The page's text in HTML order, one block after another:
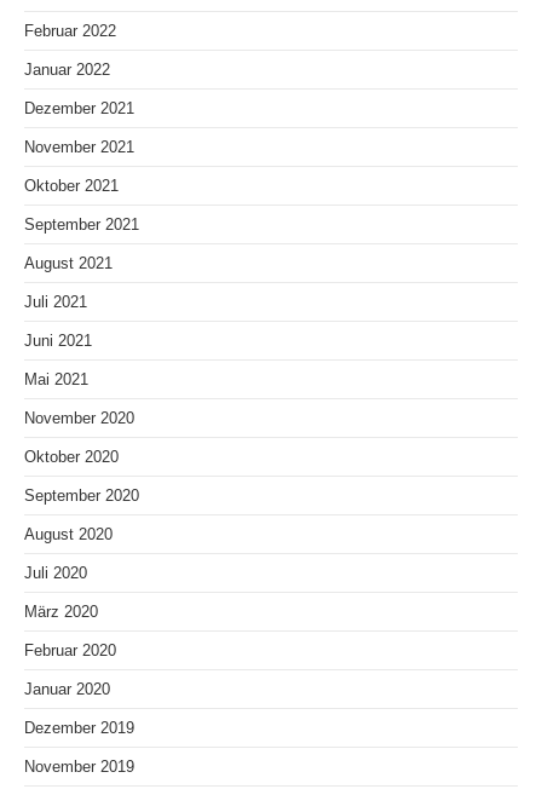
Februar 2022
Januar 2022
Dezember 2021
November 2021
Oktober 2021
September 2021
August 2021
Juli 2021
Juni 2021
Mai 2021
November 2020
Oktober 2020
September 2020
August 2020
Juli 2020
März 2020
Februar 2020
Januar 2020
Dezember 2019
November 2019